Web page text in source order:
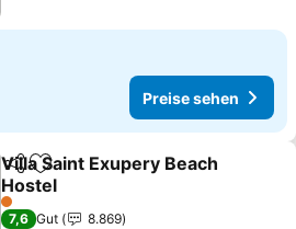
Preise sehen
TeilenZu Favoriten hinzufügen
Villa Saint Exupery Beach
Hostel
Preise sehen
1 Sterne
7,6 Gut
8.869